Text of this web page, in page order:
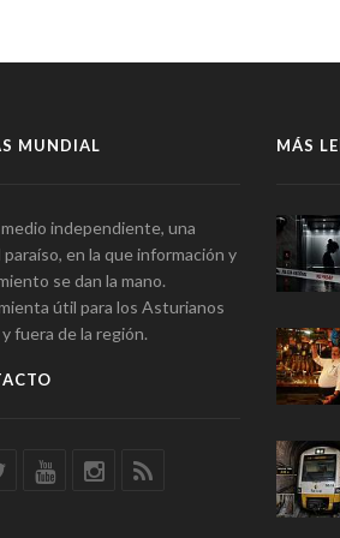
MUNDIAL
independiente, una
en la que información y
se dan la mano.
útil para los Asturianos
fuera de la región.
MÁS